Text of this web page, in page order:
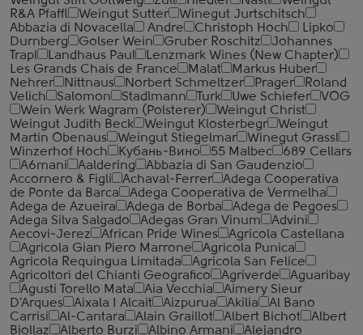
R&A Pfaffl
Weingut Sutter
Winegut Jurtschitsch
Abbazia di Novacella
Andre Christoph Hoch
Lipko
Durnberg
Golser Wein Gruber Roschitz
Johannes
Trapl
Landhaus Paul
Lenzmark Wines (New Chapter)
Les Grands Chais de France
Malat
Markus Huber
Nehrer
Nittnaus Norbert Schmeltzer Prager
Roland
Velich
Salomon Stadlmann Turk Uwe Schiefer
VOG
Wein Werk Wagram (Polsterer)
Weingut Christ
Weingut Judith Beck
Weingut Klosterbegr
Weingut
Martin Obenaus
Weingut Stiegelmar
Winegut Grassl
Winzerhof Hoch
Кубань-Вино 55 Malbec
689 Cellars
A6mani
Aaldering
Abbazia di San Gaudenzio
Accornero & Figli
Achaval-Ferrer
Adega Cooperativa
de Ponte da Barca
Adega Cooperativa de Vermelha
Adega de Azueira
Adega de Borba
Adega de Pegoes
Adega Silva Salgado
Adegas Gran Vinum
Advini
Aecovi-Jerez
African Pride Wines
Agricola Castellana
Agricola Gian Piero Marrone
Agricola Punica
Agricola Requingua Limitada
Agricola San Felice
Agricoltori del Chianti Geografico
Agriverde
Aguaribay
Agusti Torello Mata
Aia Vecchia
Aimery Sieur
D'Arques
Aixala I Alcait Aizpurua Akilia
Al Bano
Carrisi
Al-Cantara Alain Graillot Albert Bichot
Albert
Biollaz
Alberto Burzi Albino Armani
Alejandro